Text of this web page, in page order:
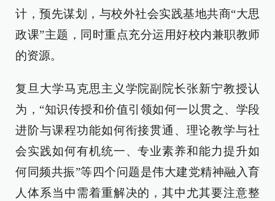
计，预先谋划，与校外社会实践基地共商“大思
政课”主题，同时重点充分运用好校内兼职教师
的资源。
复旦大学马克思主义学院副院长张新宁教授认
为，“知识传授和价值引领如何一以贯之、学段
进阶与课程功能如何衔接贯通、理论教学与社
会实践如何有机统一、专业素养和能力提升如
何同频共振”等四个问题是伟大建党精神融入育
人体系当中需着重解决的，其中尤其要注意整